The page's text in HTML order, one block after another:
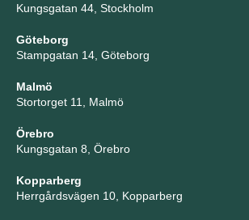
Kungsgatan 44, Stockholm
Göteborg
Stampgatan 14, Göteborg
Malmö
Stortorget 11, Malmö
Örebro
Kungsgatan 8, Örebro
Kopparberg
Herrgårdsvägen 10, Kopparberg